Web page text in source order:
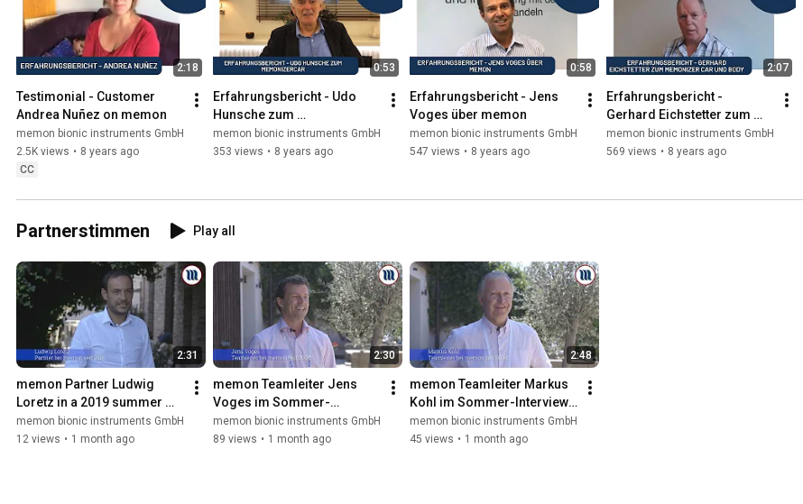
2:18
Testimonial - Customer
Andrea Nuñez on memon
memon bionic instruments GmbH
2.5K views • 8 years ago
CC
0:53
Erfahrungsbericht - Udo
Hunsche zum
memonizerCAR
memon bionic instruments GmbH
353 views • 8 years ago
0:58
Erfahrungsbericht - Jens
Voges über memon
memon bionic instruments GmbH
547 views • 8 years ago
2:07
Erfahrungsbericht -
Gerhard Eichstetter zum
memonizerCAR und BODY
memon bionic instruments GmbH
569 views • 8 years ago
Partnerstimmen Play all
2:31
memon Partner Ludwig
Loretz in a 2019 summer
interview
memon bionic instruments GmbH
12 views • 1 month ago
2:30
memon Teamleiter Jens
Voges im Sommer-
Interview 2019
memon bionic instruments GmbH
89 views • 1 month ago
2:48
memon Teamleiter Markus
Kohl im Sommer-Interview
2019
memon bionic instruments GmbH
45 views • 1 month ago